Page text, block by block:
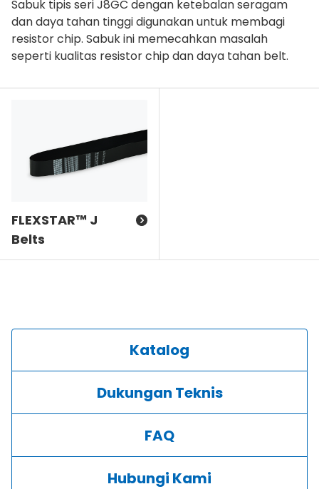
Sabuk tipis seri J8GC dengan ketebalan seragam
dan daya tahan tinggi digunakan untuk membagi
resistor chip. Sabuk ini memecahkan masalah
seperti kualitas resistor chip dan daya tahan belt.
FLEXSTAR™ J
Belts
Katalog
Dukungan Teknis
FAQ
Hubungi Kami